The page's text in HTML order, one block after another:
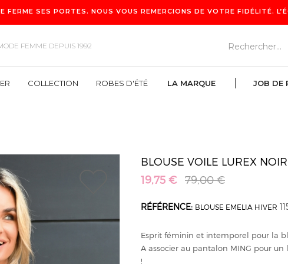
FERME SES PORTES. NOUS VOUS REMERCIONS DE VOTRE FIDÉLITÉ.
FEMME DEPUIS 1992
COLLECTION ROBES D'ÉTÉ LA MARQUE JOB DE
BLOUSE VOILE LUREX
19,75 €
79,00 €
RÉFÉRENCE: BLOUSE EMELIA HIVER
Esprit féminin et intemporel pour la
A associer au pantalon MING pour
!